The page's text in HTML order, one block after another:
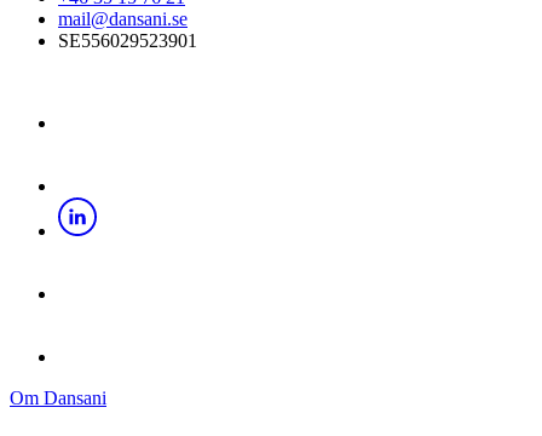
mail@dansani.se
SE556029523901
Om Dansani